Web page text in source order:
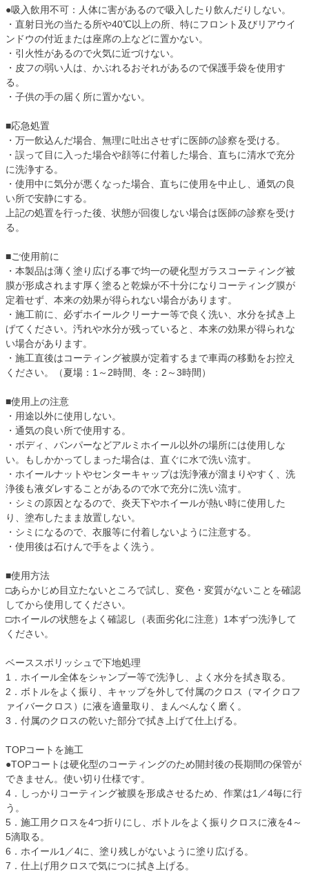
●吸入飲用不可：人体に害があるので吸入したり飲んだりしない。
・直射日光の当たる所や40℃以上の所、特にフロント及びリアウイ
ンドウの付近または座席の上などに置かない。
・引火性があるので火気に近づけない。
・皮フの弱い人は、かぶれるおそれがあるので保護手袋を使用す
る。
・子供の手の届く所に置かない。
■応急処置
・万一飲込んだ場合、無理に吐出させずに医師の診察を受ける。
・誤って目に入った場合や顔等に付着した場合、直ちに清水で充分
に洗浄する。
・使用中に気分が悪くなった場合、直ちに使用を中止し、通気の良
い所で安静にする。
上記の処置を行った後、状態が回復しない場合は医師の診察を受け
る。
■ご使用前に
・本製品は薄く塗り広げる事で均一の硬化型ガラスコーティング被
膜が形成されます厚く塗ると乾燥が不十分になりコーティング膜が
定着せず、本来の効果が得られない場合があります。
・施工前に、必ずホイールクリーナー等で良く洗い、水分を拭き上
げてください。汚れや水分が残っていると、本来の効果が得られな
い場合があります。
・施工直後はコーティング被膜が定着するまで車両の移動をお控え
ください。（夏場：1～2時間、冬：2～3時間）
■使用上の注意
・用途以外に使用しない。
・通気の良い所で使用する。
・ボディ、バンパーなどアルミホイール以外の場所には使用しな
い。もしかかってしまった場合は、直ぐに水で洗い流す。
・ホイールナットやセンターキャップは洗浄液が溜まりやすく、洗
浄後も液ダレすることがあるので水で充分に洗い流す。
・シミの原因となるので、炎天下やホイールが熱い時に使用した
り、塗布したまま放置しない。
・シミになるので、衣服等に付着しないように注意する。
・使用後は石けんで手をよく洗う。
■使用方法
□あらかじめ目立たないところで試し、変色・変質がないことを確認
してから使用してください。
□ホイールの状態をよく確認し（表面劣化に注意）1本ずつ洗浄して
ください。
ベーススポリッシュで下地処理
1．ホイール全体をシャンプー等で洗浄し、よく水分を拭き取る。
2．ボトルをよく振り、キャップを外して付属のクロス（マイクロフ
ァイバークロス）に液を適量取り、まんべんなく磨く。
3．付属のクロスの乾いた部分で拭き上げて仕上げる。
TOPコートを施工
●TOPコートは硬化型のコーティングのため開封後の長期間の保管が
できません。使い切り仕様です。
4．しっかりコーティング被膜を形成させるため、作業は1／4毎に行
う。
5．施工用クロスを4つ折りにし、ボトルをよく振りクロスに液を4～
5滴取る。
6．ホイール1／4に、塗り残しがないように塗り広げる。
7．仕上げ用クロスで気につに拭き上げる。